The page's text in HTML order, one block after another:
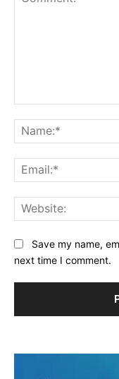
Save my name,
next time I comment.